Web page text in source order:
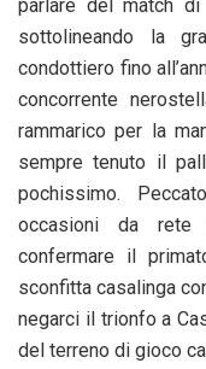
parlare del match di
sottolineando la
condottiero fino
concorrente
rammarico per la
sempre tenuto il
pochissimo.
occasioni da
confermare il
sconfitta casalinga
negarci il trionfo a
del terreno di gioco